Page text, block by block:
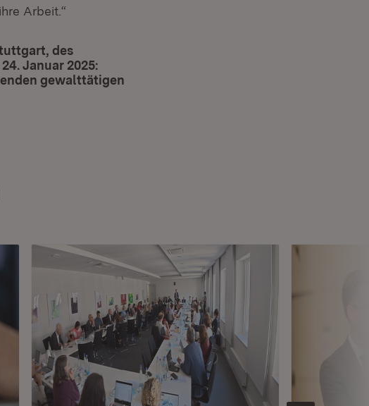
Arbeit.“
des
Januar 2025:
gewalttätigen